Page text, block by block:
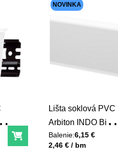
Do košíka
Lišta soklová PVC
Arbiton INDO Biela
matná 40
26x70x2500 mm
Balenie:6,15 €
Unit price
2,46 € / bm
NOVINKA